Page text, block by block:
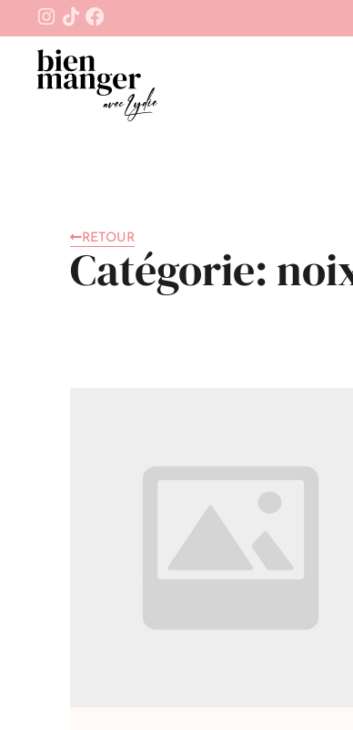
RETOUR
Catégorie: